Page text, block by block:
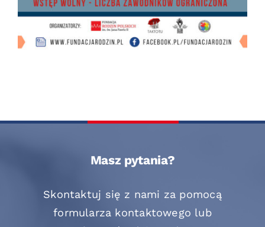
Masz pytania?
Skontaktuj się z nami za pomocą
formularza kontaktowego lub